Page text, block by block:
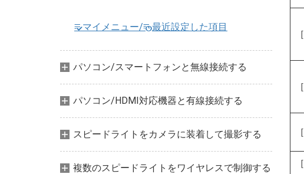
Oマイメニュー/m最近設定した項目
パソコン/スマートフォンと無線接続する
パソコン/HDMI対応機器と有線接続する
スピードライトをカメラに装着して撮影する
複数のスピードライトをワイヤレスで制御する
［
［
［
［